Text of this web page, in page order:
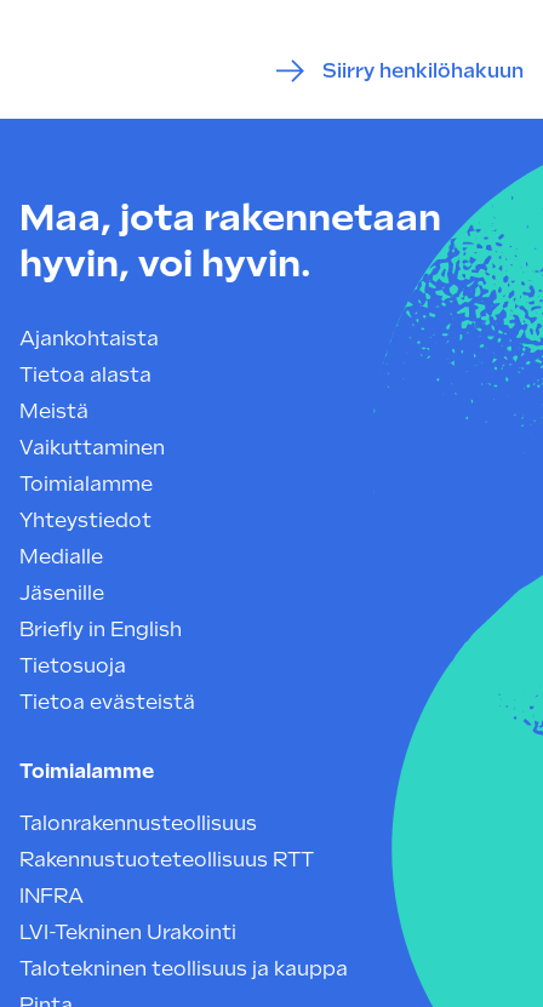
Siirry henkilöhakuun
Maa, jota rakennetaan
hyvin, voi hyvin.
Ajankohtaista
Tietoa alasta
Meistä
Vaikuttaminen
Toimialamme
Yhteystiedot
Medialle
Jäsenille
Briefly in English
Tietosuoja
Tietoa evästeistä
Toimialamme
Talonrakennusteollisuus
Rakennustuoteteollisuus RTT
INFRA
LVI-Tekninen Urakointi
Talotekninen teollisuus ja kauppa